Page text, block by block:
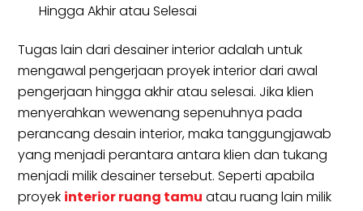
Hingga Akhir atau Selesai
Tugas lain dari desainer interior adalah untuk
mengawal pengerjaan proyek interior dari awal
pengerjaan hingga akhir atau selesai. Jika klien
menyerahkan wewenang sepenuhnya pada
perancang desain interior, maka tanggungjawab
yang menjadi perantara antara klien dan tukang
menjadi milik desainer tersebut. Seperti apabila
proyek interior ruang tamu atau ruang lain milik